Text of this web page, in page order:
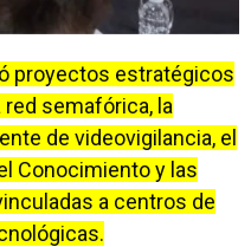
proyectos estratégicos
semafórica, la
de videovigilancia, el
Conocimiento y las
a centros de